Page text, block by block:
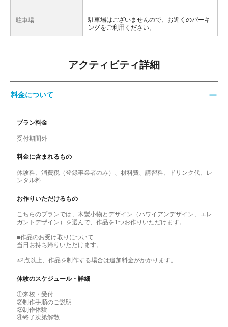
駐車場
駐車場はございませんので、お近くのパーキ
ングをご利用ください。
アクティビティ詳細
料金について
プラン料金
受付期間外
料金に含まれるもの
体験料、消費税（登録事業者のみ）、材料費、講習料、ドリンク代、レ
ンタル料
お作りいただけるもの
こちらのプランでは、木製小物とデザイン（ハワイアンデザイン、エレ
ガントデザイン）を選んで、作品を1つお作りいただけます。
■作品のお受け取りについて
当日お持ち帰りいただけます。
※2点以上、作品を制作する場合は追加料金がかかります。
体験のスケジュール・詳細
①来校・受付
②制作手順のご説明
③制作体験
④終了次第解散